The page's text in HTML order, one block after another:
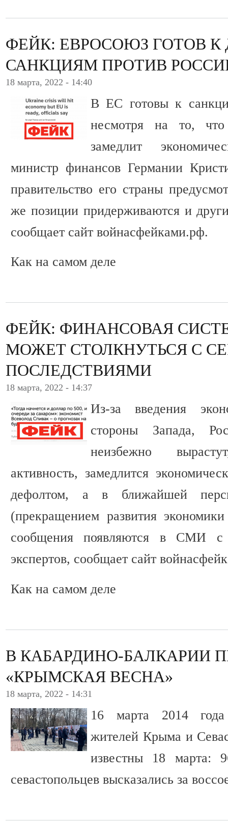
ФЕЙК: ЕВРОСОЮЗ ГОТОВ
САНКЦИЯМ ПРОТИВ
18 марта, 2022 - 14:40
В ЕС готовы к
несмотря на то, что
замедлит
министр финансов Германии
правительство его страны
же позиции придерживаются и
сообщает сайт войнасфейками.рф.
Как на самом деле
ФЕЙК: ФИНАНСОВАЯ
МОЖЕТ СТОЛКНУТЬСЯ С
ПОСЛЕДСТВИЯМИ
18 марта, 2022 - 14:37
Из-за введения
стороны Запада,
неизбежно
активность, замедлится
дефолтом, а в ближайшей
(прекращением развития
сообщения появляются в СМИ с
экспертов, сообщает сайт
Как на самом деле
В КАБАРДИНО-БАЛКАРИИ
«КРЫМСКАЯ ВЕСНА»
18 марта, 2022 - 14:31
16 марта 2014 года
жителей Крыма и
известны 18 марта:
севастопольцев высказались за